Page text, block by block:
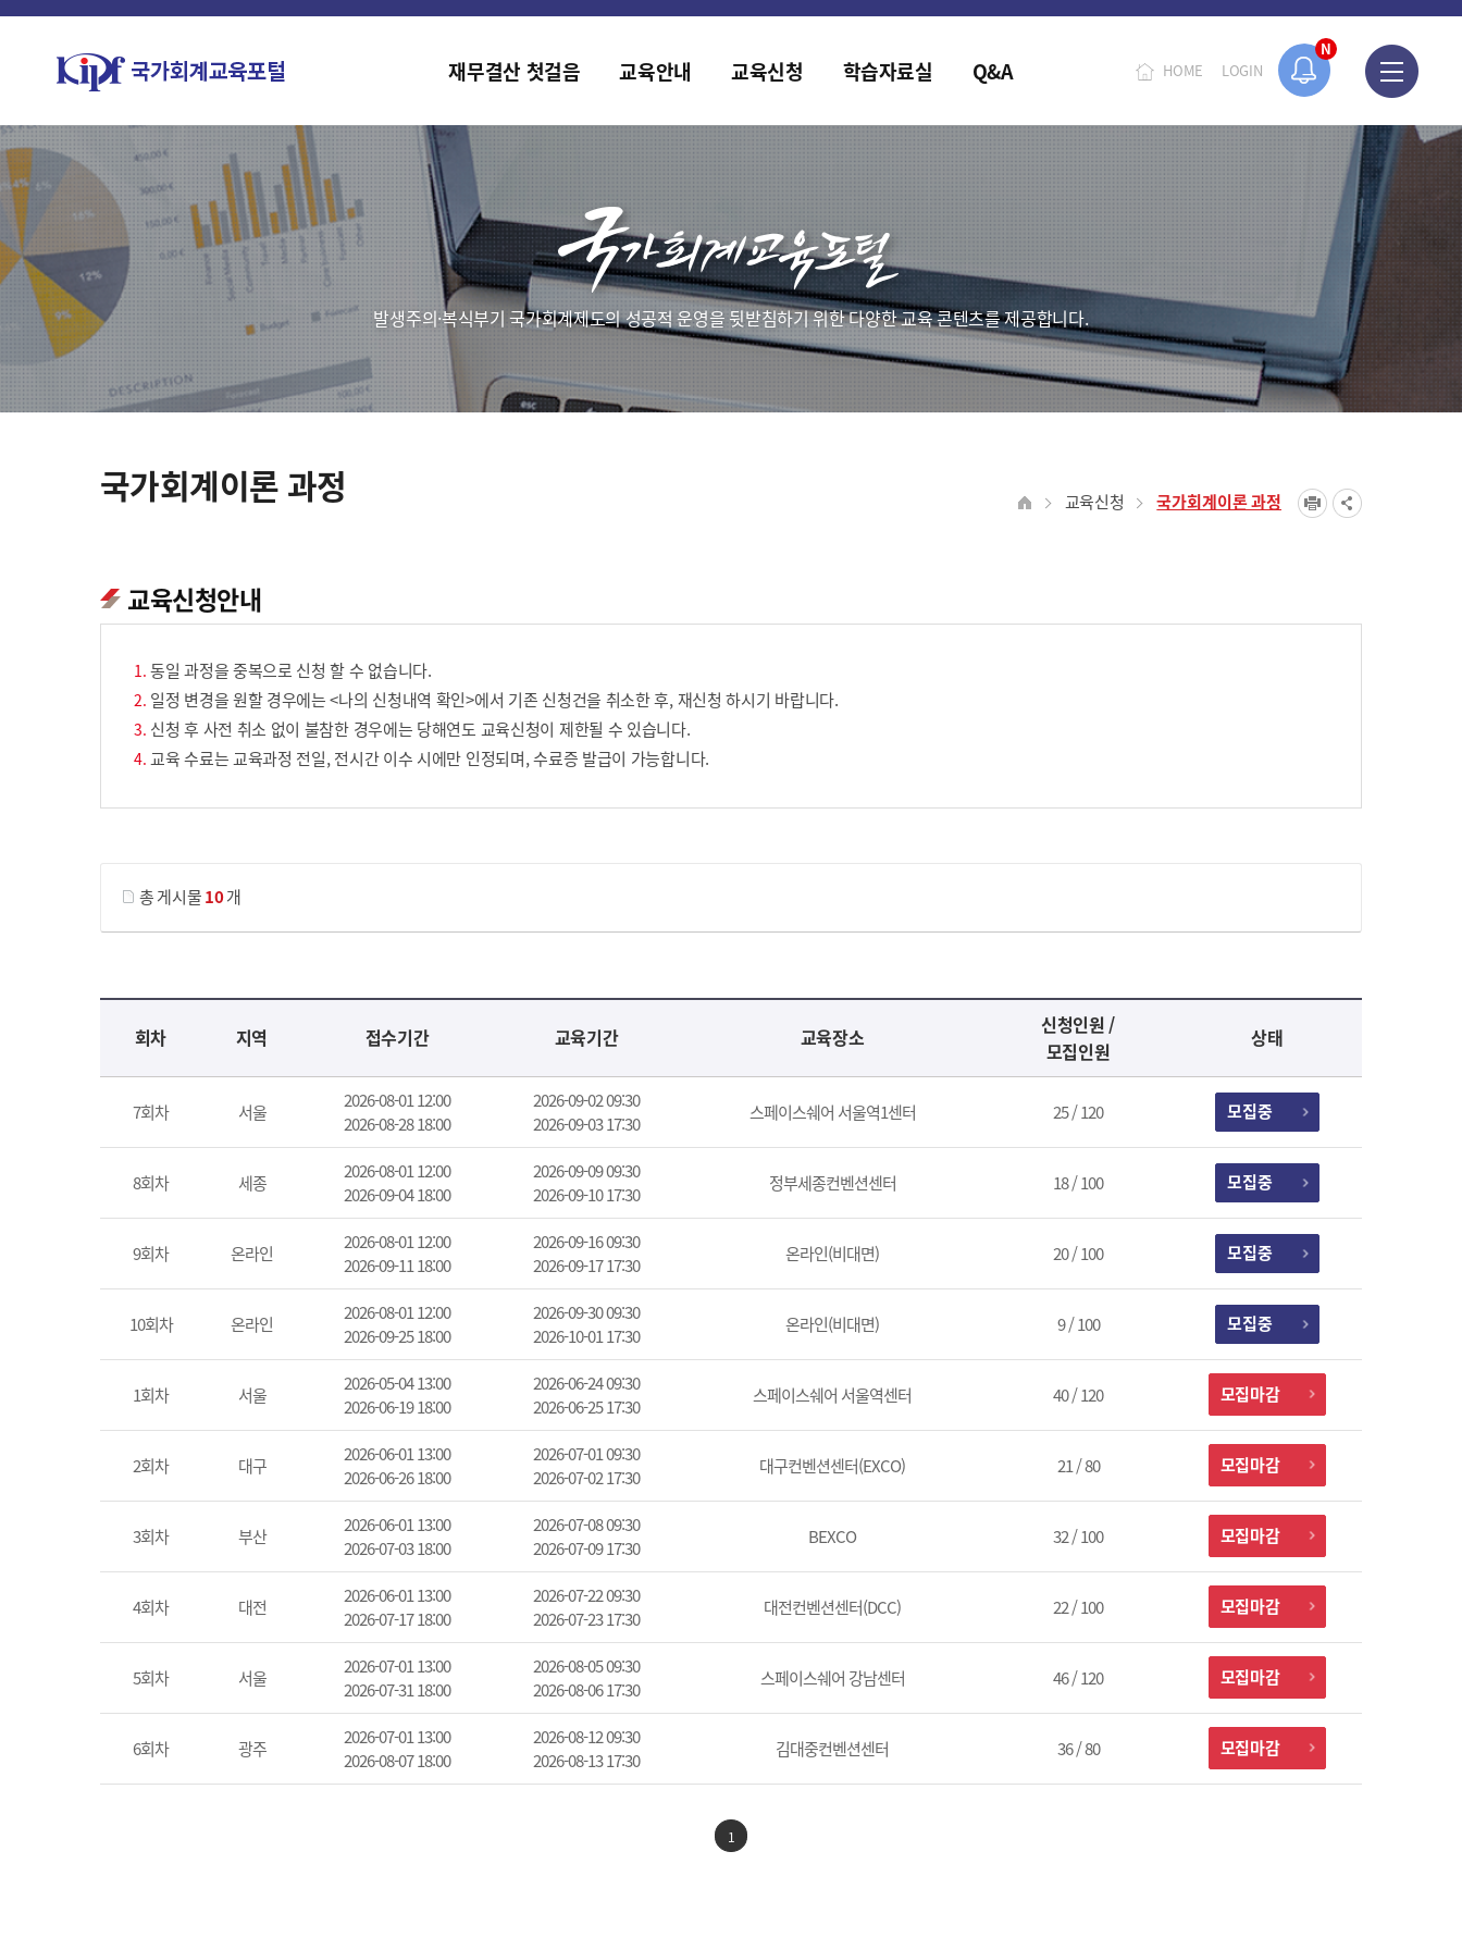
N
홈페이지가 새롭게 개편되었습니다.
HOME LOGIN
재무결산 첫걸음 교육안내 교육신청 학습자료실 Q&A
발생주의·복식부기 국가회계제도의 성공적 운영을 뒷받침하기 위한 다양한 교육 콘텐츠를 제공합니다.
국가회계이론 과정 교육신청 국가회계이론 과정
교육신청안내
동일 과정을 중복으로 신청 할 수 없습니다.
일정 변경을 원할 경우에는 <나의 신청내역 확인>에서 기존 신청건을 취소한 후, 재신청 하시기 바랍니다.
신청 후 사전 취소 없이 불참한 경우에는 당해연도 교육신청이 제한될 수 있습니다.
교육 수료는 교육과정 전일, 전시간 이수 시에만 인정되며, 수료증 발급이 가능합니다.
총 게시물10개
교육신청 목록을 나타낸 표로 회차, 지역, 접수기간, 교육기간, 교육장소, 신청인원/모집인원, 상태로 나뉘어 설명합니다.
회차 지역 접수기간 교육기간 교육장소
신청인원 /
모집인원
상태
7회차 서울
2026-08-01 12:00
2026-08-28 18:00
2026-09-02 09:30
2026-09-03 17:30
스페이스쉐어 서울역1센터 25 / 120 모집중
8회차 세종
2026-08-01 12:00
2026-09-04 18:00
2026-09-09 09:30
2026-09-10 17:30
정부세종컨벤션센터 18 / 100 모집중
9회차 온라인
2026-08-01 12:00
2026-09-11 18:00
2026-09-16 09:30
2026-09-17 17:30
온라인(비대면) 20 / 100 모집중
10회차 온라인
2026-08-01 12:00
2026-09-25 18:00
2026-09-30 09:30
2026-10-01 17:30
온라인(비대면) 9 / 100 모집중
1회차 서울
2026-05-04 13:00
2026-06-19 18:00
2026-06-24 09:30
2026-06-25 17:30
스페이스쉐어 서울역센터 40 / 120 모집마감
2회차 대구
2026-06-01 13:00
2026-06-26 18:00
2026-07-01 09:30
2026-07-02 17:30
대구컨벤션센터(EXCO) 21 / 80 모집마감
3회차 부산
2026-06-01 13:00
2026-07-03 18:00
2026-07-08 09:30
2026-07-09 17:30
BEXCO 32 / 100 모집마감
4회차 대전
2026-06-01 13:00
2026-07-17 18:00
2026-07-22 09:30
2026-07-23 17:30
대전컨벤션센터(DCC) 22 / 100 모집마감
5회차 서울
2026-07-01 13:00
2026-07-31 18:00
2026-08-05 09:30
2026-08-06 17:30
스페이스쉐어 강남센터 46 / 120 모집마감
6회차 광주
2026-07-01 13:00
2026-08-07 18:00
2026-08-12 09:30
2026-08-13 17:30
김대중컨벤션센터 36 / 80 모집마감
1